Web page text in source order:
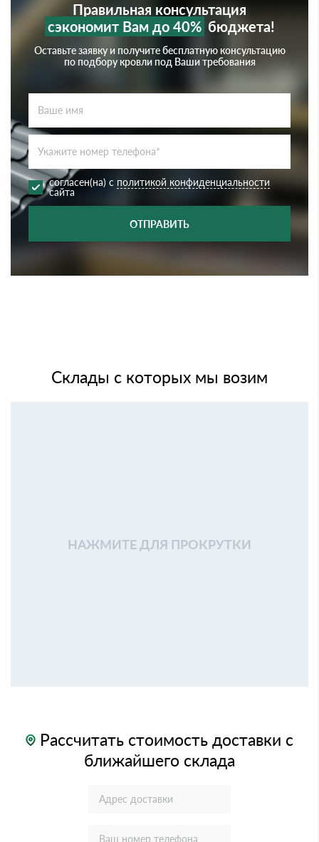
Правильная консультация
сэкономит Вам до 40% бюджета!
Оставьте заявку и получите бесплатную консультацию
по подбору кровли под Ваши требования
согласен(на) с политикой конфиденциальности
сайта
ОТПРАВИТЬ
Склады с которых мы возим
НАЖМИТЕ ДЛЯ ПРОКРУТКИ
Рассчитать стоимость доставки с
ближайшего склада